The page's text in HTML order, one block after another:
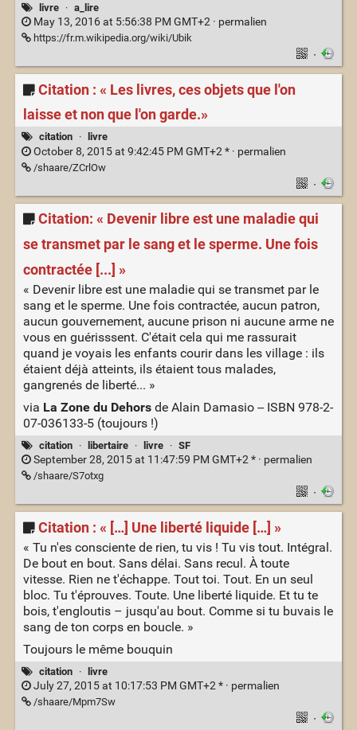
livre · a_lire
May 13, 2016 at 5:56:38 PM GMT+2 · permalien
https://fr.m.wikipedia.org/wiki/Ubik
·
Citation : « Les livres, ces objets que l'on
laisse et non que l'on garde.»
citation · livre
October 8, 2015 at 9:42:45 PM GMT+2 * · permalien
/shaare/ZCrlOw
·
Citation: « Devenir libre est une maladie qui
se transmet par le sang et le sperme. Une fois
contractée [...] »
« Devenir libre est une maladie qui se transmet par le
sang et le sperme. Une fois contractée, aucun patron,
aucun gouvernement, aucune prison ni aucune arme ne
vous en guérisssent. C'était cela qui me rassurait
quand je voyais les enfants courir dans les village : ils
étaient déjà atteints, ils étaient tous malades,
gangrenés de liberté... »
via La Zone du Dehorsde Alain Damasio -- ISBN 978-2-
07-036133-5 (toujours !)
citation · libertaire · livre · SF
September 28, 2015 at 11:47:59 PM GMT+2 * · permalien
/shaare/S7otxg
·
Citation : « […] Une liberté liquide […] »
« Tu n'es consciente de rien, tu vis ! Tu vis tout. Intégral.
De bout en bout. Sans délai. Sans recul. À toute
vitesse. Rien ne t'échappe. Tout toi. Tout. En un seul
bloc. Tu t'éprouves. Toute. Une liberté liquide. Et tu te
bois, t'engloutis – jusqu'au bout. Comme si tu buvais le
sang de ton corps en boucle. »
Toujours le même bouquin
citation · livre
July 27, 2015 at 10:17:53 PM GMT+2 * · permalien
/shaare/Mpm7Sw
·